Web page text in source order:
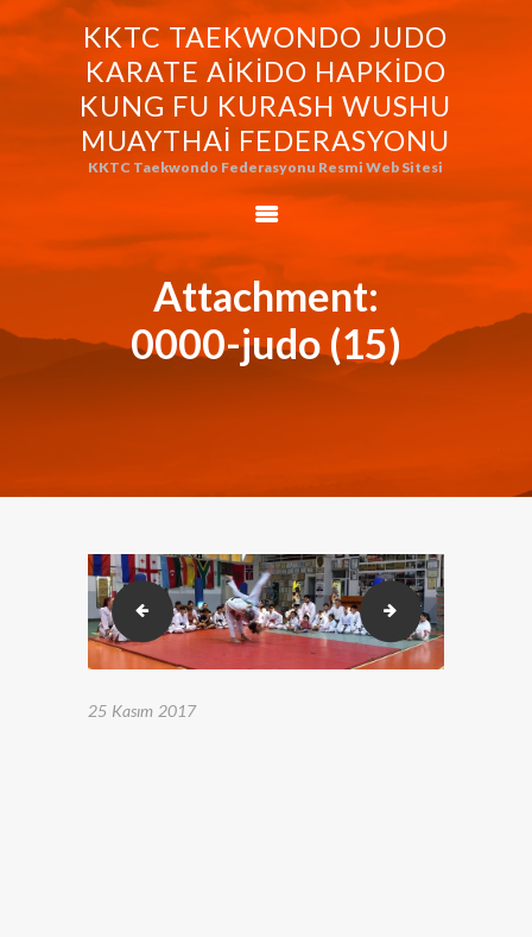
KKTC TAEKWONDO JUDO
KARATE AIKIDO HAPKIDO
KUNG FU KURASH WUSHU
MUAYTHAI FEDERASYONU
KKTC Taekwondo Federasyonu Resmi Web Sitesi
Attachment:
0000-judo (15)
KKTC TAEKWONDO JUDO KARATE
AIKIDO HAPKIDO KUNG FU KURASH
WUSHU MUAYTHAI FEDERASYONU
KKTC Taekwondo Federasyonu Resmi Web Sitesi
FEDERASYONUMUZ
AVRASYA
TAEKWONDO
FEDERASYONU
WORLD BUDO
0000-judo (14) 0000-judo (16)
25 Kasım 2017